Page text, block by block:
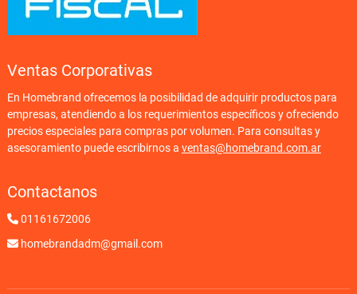
Ventas Corporativas
En Homebrand ofrecemos la posibilidad de adquirir productos para
empresas, atendiendo a los requerimientos específicos y ofreciendo
precios especiales para compras por volumen. Para consultas y
asesoramiento puede escribirnos a ventas@homebrand.com.ar
Contactanos
01161672006
homebrandadm@gmail.com